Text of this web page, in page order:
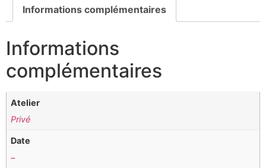
Informations complémentaires
Informations
complémentaires
Atelier
Privé
Date
–